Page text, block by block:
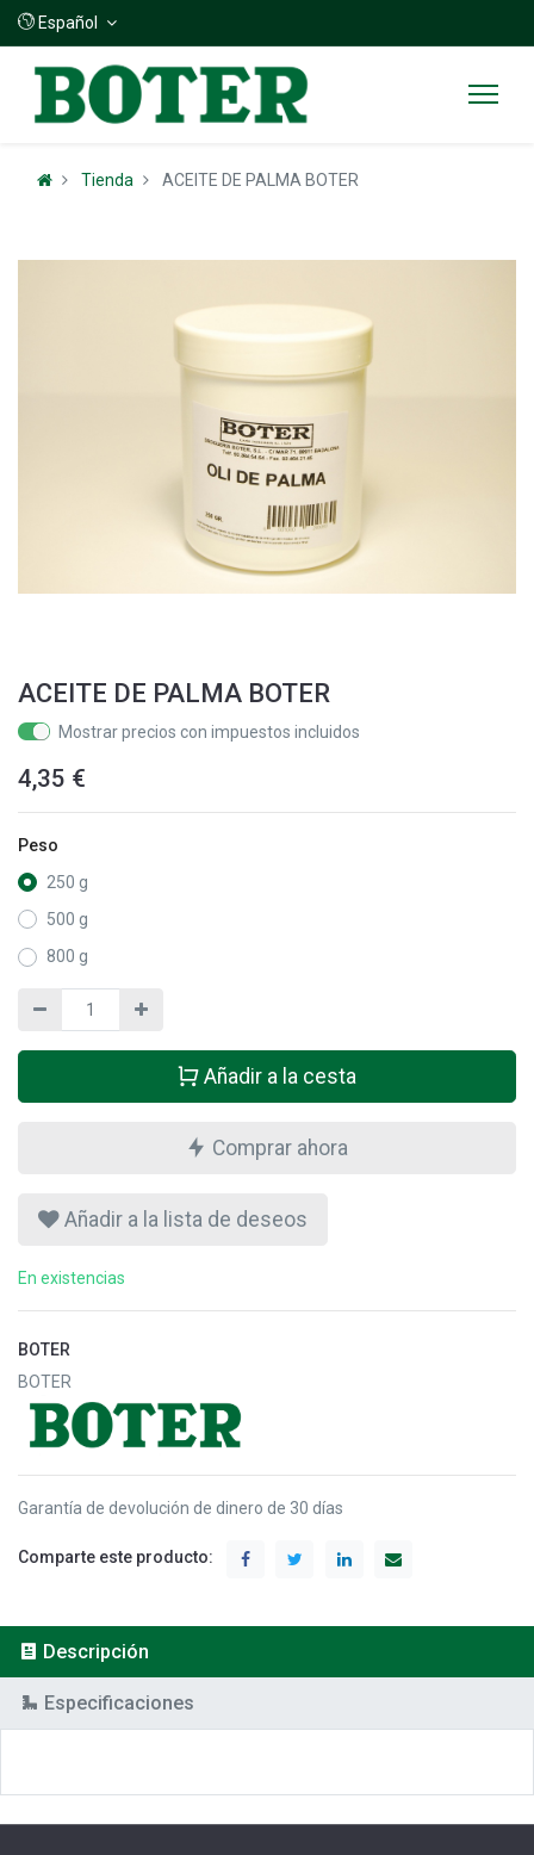
Español
Tienda ACEITE DE PALMA BOTER
ACEITE DE PALMA BOTER
Mostrar precios con impuestos incluidos
4,35 €
Peso
250 g
500 g
800 g
Añadir a la cesta
Comprar ahora
Añadir a la lista de deseos
En existencias
BOTER
BOTER
Garantía de devolución de dinero de 30 días
Comparte este producto:
Descripción
Especificaciones